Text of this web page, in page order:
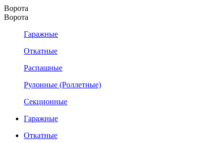
Ворота
Ворота
Гаражные
Откатные
Распашные
Рулонные (Роллетные)
Секционные
Гаражные
Откатные